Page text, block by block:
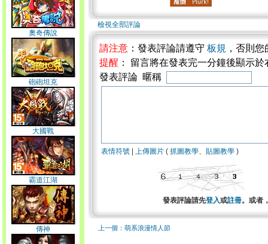
奧奇傳說
砲砲坦克
大國戰
霸道江湖
傳神
檢視全部評論
請注意 ：發表評論請遵守 板規 ，否則
提醒 ： 留言將在發表完一分鐘後顯示
發表評論 暱稱
表情符號 上傳圖片 ( 抓圖教學、 貼圖教學 )
發表評論請先登入或註冊。或者
上一個：萌系浪漫情人節